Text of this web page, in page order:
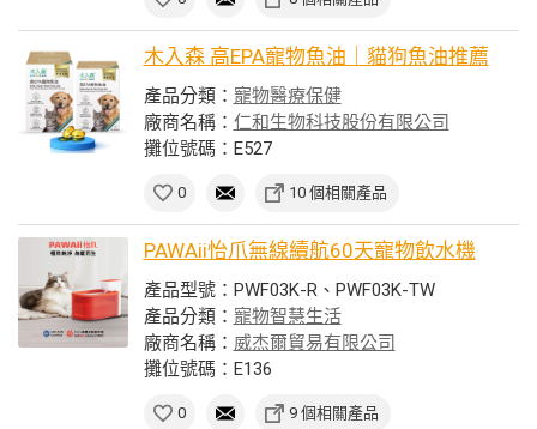
木入森 高EPA寵物魚油｜貓狗魚油推薦
產品分類： 寵物醫療保健
廠商名稱： 仁和生物科技股份有限公司
攤位號碼：E527
0 10 個相關產品
PAWAii怡爪無線續航60天寵物飲水機
產品型號：PWF03K-R、PWF03K-TW
產品分類： 寵物智慧生活
廠商名稱： 威杰爾貿易有限公司
攤位號碼：E136
0 9 個相關產品